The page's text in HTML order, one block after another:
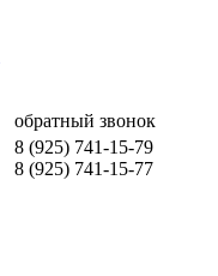
обратный звонок
8 (925) 741-15-79
8 (925) 741-15-77